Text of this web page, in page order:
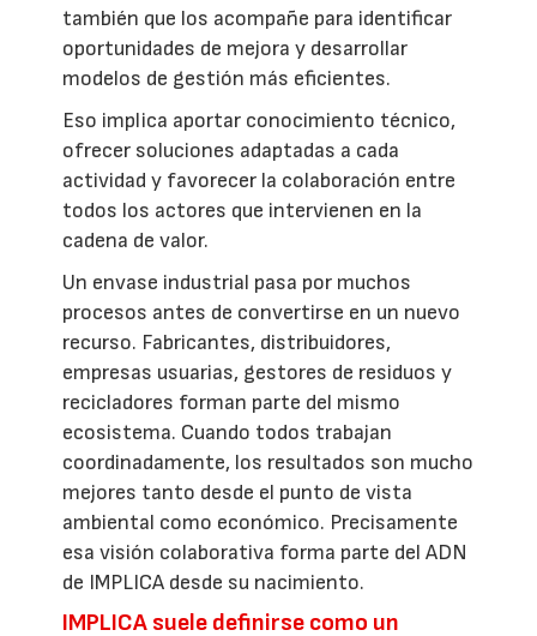
también que los acompañe para identificar
oportunidades de mejora y desarrollar
modelos de gestión más eficientes.
Eso implica aportar conocimiento técnico,
ofrecer soluciones adaptadas a cada
actividad y favorecer la colaboración entre
todos los actores que intervienen en la
cadena de valor.
Un envase industrial pasa por muchos
procesos antes de convertirse en un nuevo
recurso. Fabricantes, distribuidores,
empresas usuarias, gestores de residuos y
recicladores forman parte del mismo
ecosistema. Cuando todos trabajan
coordinadamente, los resultados son mucho
mejores tanto desde el punto de vista
ambiental como económico. Precisamente
esa visión colaborativa forma parte del ADN
de IMPLICA desde su nacimiento.
IMPLICA suele definirse como un